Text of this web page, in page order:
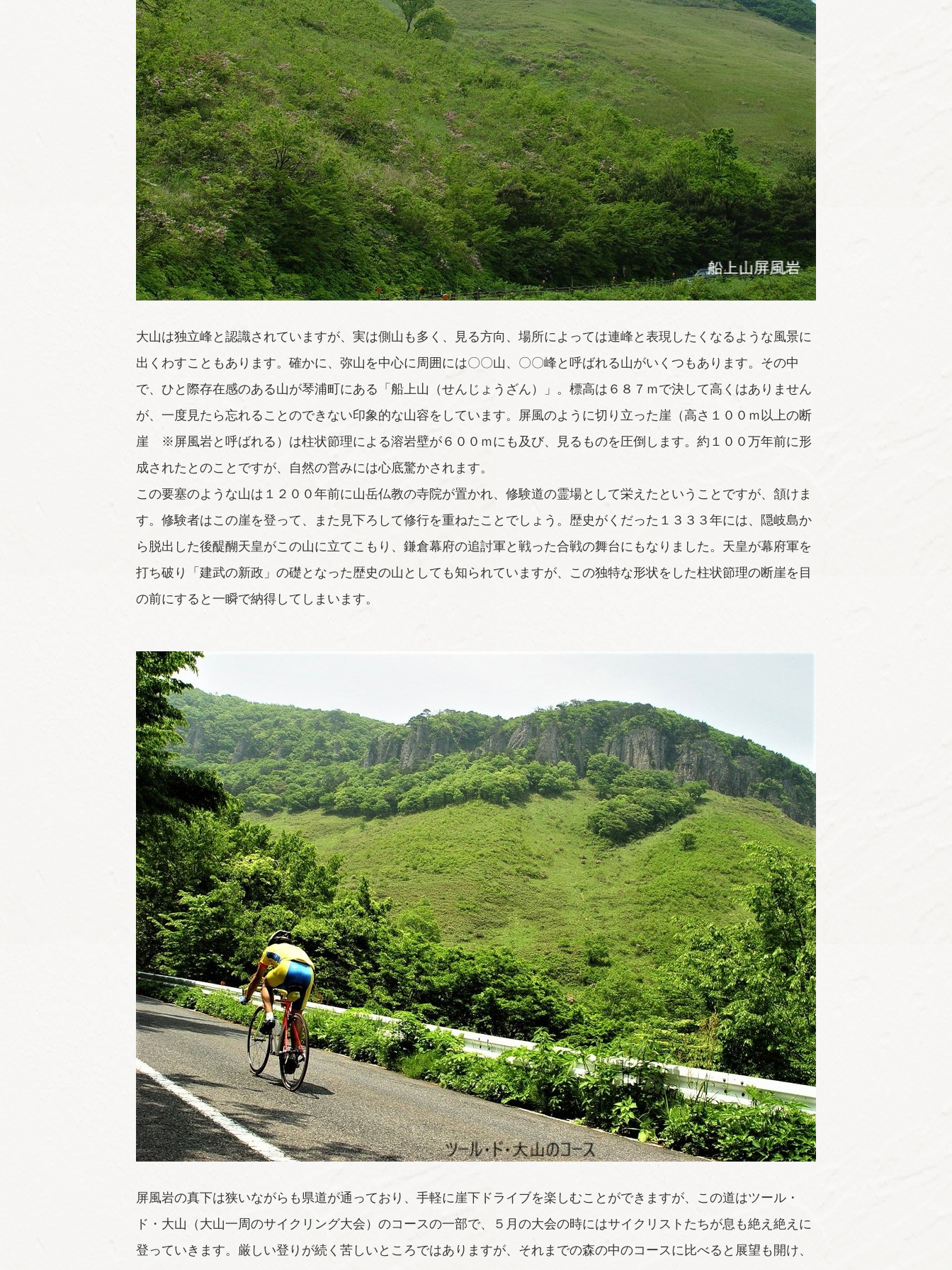
大山は独立峰と認識されていますが、実は側山も多く、見る方向、場所によっては連峰と表現したくなるような風景に
出くわすこともあります。確かに、弥山を中心に周囲には〇〇山、〇〇峰と呼ばれる山がいくつもあります。その中
で、ひと際存在感のある山が琴浦町にある「船上山（せんじょうざん）」。標高は６８７ｍで決して高くはありません
が、一度見たら忘れることのできない印象的な山容をしています。屏風のように切り立った崖（高さ１００ｍ以上の断
崖 ※屏風岩と呼ばれる）は柱状節理による溶岩壁が６００ｍにも及び、見るものを圧倒します。約１００万年前に形
成されたとのことですが、自然の営みには心底驚かされます。
この要塞のような山は１２００年前に山岳仏教の寺院が置かれ、修験道の霊場として栄えたということですが、頷けま
す。修験者はこの崖を登って、また見下ろして修行を重ねたことでしょう。歴史がくだった１３３３年には、隠岐島か
ら脱出した後醍醐天皇がこの山に立てこもり、鎌倉幕府の追討軍と戦った合戦の舞台にもなりました。天皇が幕府軍を
打ち破り「建武の新政」の礎となった歴史の山としても知られていますが、この独特な形状をした柱状節理の断崖を目
の前にすると一瞬で納得してしまいます。
屏風岩の真下は狭いながらも県道が通っており、手軽に崖下ドライブを楽しむことができますが、この道はツール・
ド・大山（大山一周のサイクリング大会）のコースの一部で、５月の大会の時にはサイクリストたちが息も絶え絶えに
登っていきます。厳しい登りが続く苦しいところではありますが、それまでの森の中のコースに比べると展望も開け、